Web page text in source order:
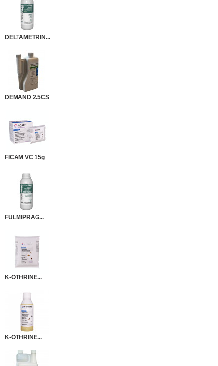
DELTAMETRIN...
DEMAND 2.5CS
FICAM VC 15g
FULMIPRAG...
K-OTHRINE...
K-OTHRINE...